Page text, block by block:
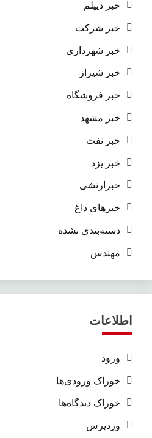
خبر دیپلم
خبر شرکت
خبر شهرداری
خبر شیراز
خبر فروشگاه
خبر مشهد
خبر نفت
خبر یزد
خبرارتشی
خبرهای داغ
دسته‌بندی نشده
مهندس
اطلاعات
ورود
خوراک ورودی‌ها
خوراک دیدگاه‌ها
وردپرس